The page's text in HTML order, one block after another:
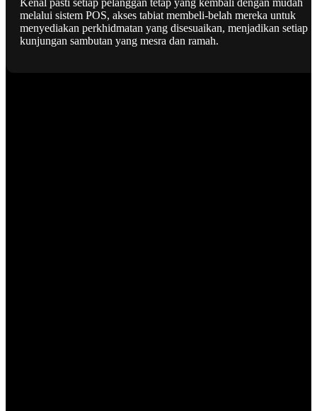
Kenal pasti setiap pelanggan tetap yang kembali dengan mudah
melalui sistem POS, akses tabiat membeli-belah mereka untuk
menyediakan perkhidmatan yang disesuaikan, menjadikan setiap
kunjungan sambutan yang mesra dan ramah.